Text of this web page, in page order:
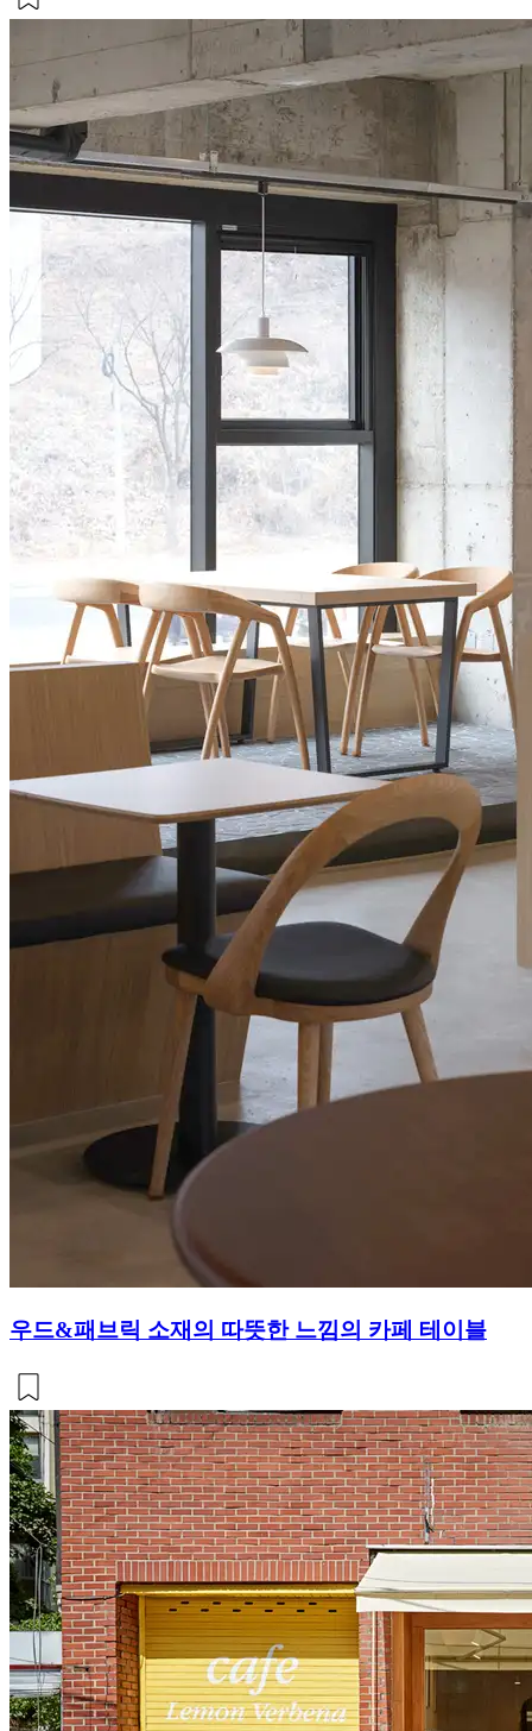
우드&패브릭 소재의 따뜻한 느낌의 카페 테이블